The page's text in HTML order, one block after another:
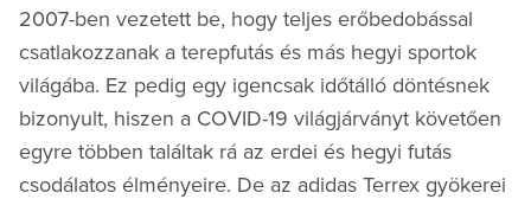
2007-ben vezetett be, hogy teljes erőbedobással
csatlakozzanak a terepfutás és más hegyi sportok
világába. Ez pedig egy igencsak időtálló döntésnek
bizonyult, hiszen a COVID-19 világjárványt követően
egyre többen találtak rá az erdei és hegyi futás
csodálatos élményeire. De az adidas Terrex gyökerei